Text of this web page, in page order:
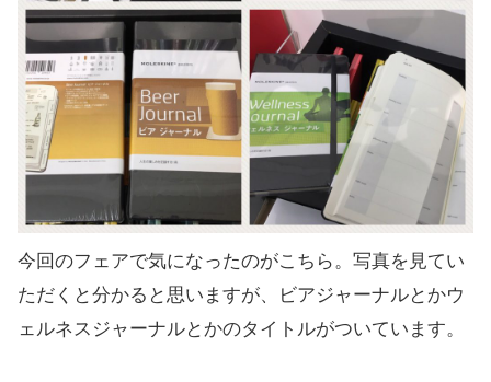
今回のフェアで気になったのがこちら。写真を見てい
ただくと分かると思いますが、ビアジャーナルとかウ
ェルネスジャーナルとかのタイトルがついています。